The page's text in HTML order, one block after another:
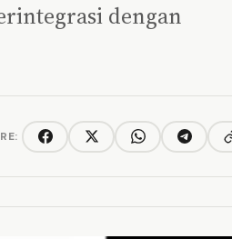
dengan
FacebookTwitter/XWhatsAppTelegram